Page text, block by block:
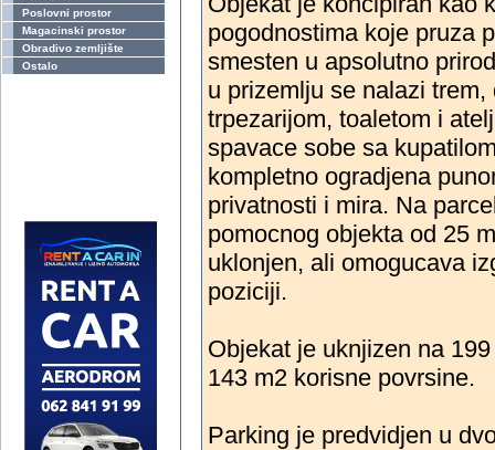
Poslovni prostor
Magacinski prostor
Obradivo zemljište
Ostalo
pogodnostima koje pruza
smesten u apsolutno
u prizemlju se nalazi
trpezarijom, toaletom i
spavace sobe sa
kompletno ogradjena
privatnosti i mira. Na
pomocnog objekta od 25
uklonjen, ali omogucava
poziciji.
Objekat je uknjizen na
143 m2 korisne povrsine.
Parking je predvidjen u